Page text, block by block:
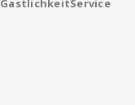
GastlichkeitService